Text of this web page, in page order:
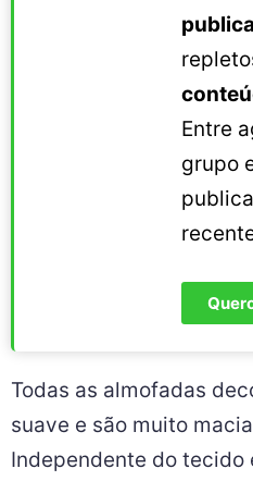
Entre
grupo
Todas as almofadas
suave e são muito
Independente do tecido